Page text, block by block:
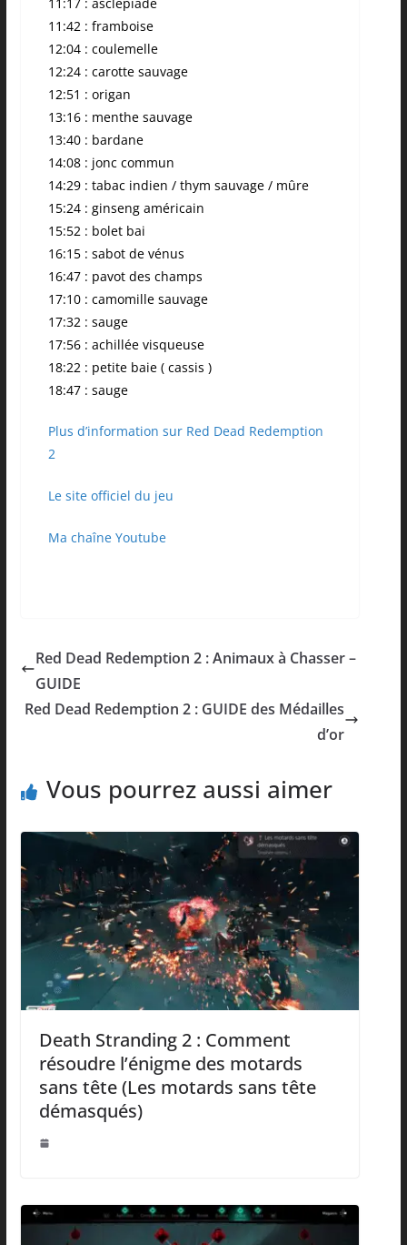
11:17 : asclépiade
11:42 : framboise
12:04 : coulemelle
12:24 : carotte sauvage
12:51 : origan
13:16 : menthe sauvage
13:40 : bardane
14:08 : jonc commun
14:29 : tabac indien / thym sauvage / mûre
15:24 : ginseng américain
15:52 : bolet bai
16:15 : sabot de vénus
16:47 : pavot des champs
17:10 : camomille sauvage
17:32 : sauge
17:56 : achillée visqueuse
18:22 : petite baie ( cassis )
18:47 : sauge
Plus d’information sur Red Dead Redemption
2
Le site officiel du jeu
Ma chaîne Youtube
Red Dead Redemption 2 : Animaux à Chasser –
GUIDE
Red Dead Redemption 2 : GUIDE des Médailles
d’or
Vous pourrez aussi aimer
Death Stranding 2 : Comment
résoudre l’énigme des motards
sans tête (Les motards sans tête
démasqués)